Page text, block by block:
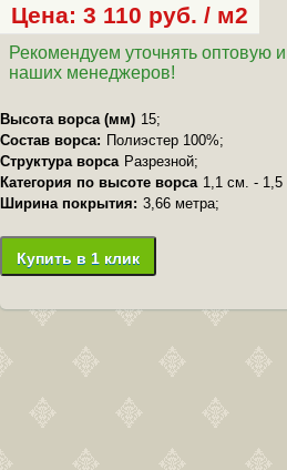
Цена: 3 110 руб. / м2
Рекомендуем уточнять оптовую
наших менеджеров!
Высота ворса (мм) 15;
Состав ворса: Полиэстер 100%;
Структура ворса Разрезной;
Категория по высоте ворса 1,1 см. - 1,5
Ширина покрытия: 3,66 метра;
Купить в 1 клик